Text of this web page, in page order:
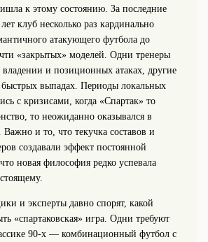
к этому состоянию. За последние
клуб несколько раз кардинально
атакующего футбола до
«закрытых» моделей. Одни тренеры
владении и позиционных атаках, другие
выпадах. Периоды локальных
с кризисами, когда «Спартак» то
то неожиданно оказывался в
Важно и то, что текучка составов и
создавали эффект постоянной
новая философия редко успевала
и эксперты давно спорят, какой
«спартаковская» игра. Одни требуют
90‑х — комбинационный футбол с